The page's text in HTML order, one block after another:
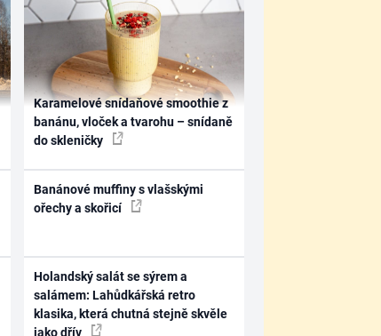
Karamelové snídaňové smoothie z
banánu, vloček a tvarohu – snídaně
do skleničky
Banánové muffiny s vlašskými
ořechy a skořicí
Holandský salát se sýrem a
salámem: Lahůdkářská retro
klasika, která chutná stejně skvěle
jako dřív